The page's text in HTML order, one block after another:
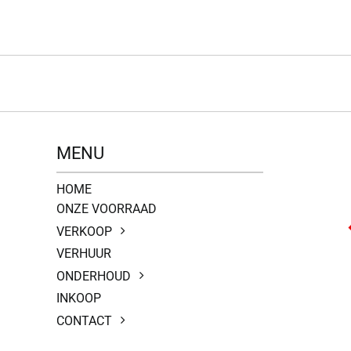
MENU
HOME
ONZE VOORRAAD
VERKOOP
VERHUUR
ONDERHOUD
INKOOP
CONTACT